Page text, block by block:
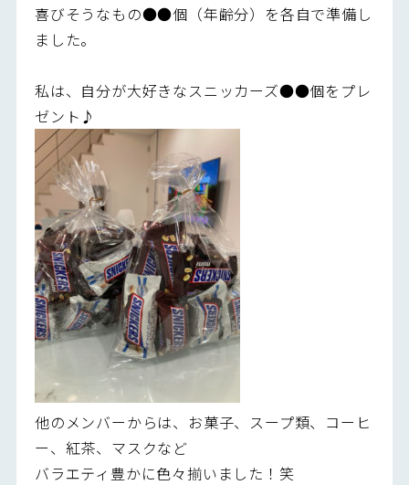
喜びそうなもの●●個（年齢分）を各自で準備し
ました。
私は、自分が大好きなスニッカーズ●●個をプレ
ゼント♪
他のメンバーからは、お菓子、スープ類、コーヒ
ー、紅茶、マスクなど
バラエティ豊かに色々揃いました！笑